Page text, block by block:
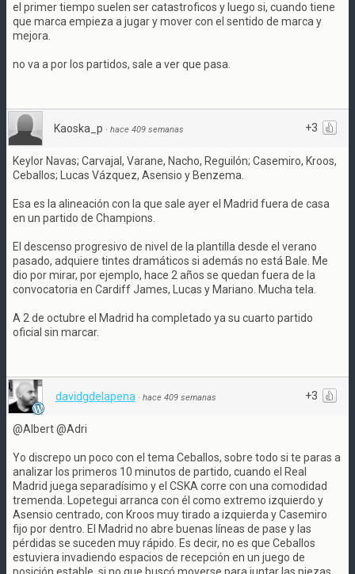
el primer tiempo suelen ser catastroficos y luego si, cuando tiene
que marca empieza a jugar y mover con el sentido de marca y
mejora.
no va a por los partidos, sale a ver que pasa.
+3
Kaoska_p · hace 409 semanas
Keylor Navas; Carvajal, Varane, Nacho, Reguilón; Casemiro, Kroos,
Ceballos; Lucas Vázquez, Asensio y Benzema.
Esa es la alineación con la que sale ayer el Madrid fuera de casa
en un partido de Champions.
El descenso progresivo de nivel de la plantilla desde el verano
pasado, adquiere tintes dramáticos si además no está Bale. Me
dio por mirar, por ejemplo, hace 2 años se quedan fuera de la
convocatoria en Cardiff James, Lucas y Mariano. Mucha tela.
A 2 de octubre el Madrid ha completado ya su cuarto partido
oficial sin marcar.
+3
davidgdelapena · hace 409 semanas
@Albert @Adri
Yo discrepo un poco con el tema Ceballos, sobre todo si te paras a
analizar los primeros 10 minutos de partido, cuando el Real
Madrid juega separadísimo y el CSKA corre con una comodidad
tremenda. Lopetegui arranca con él como extremo izquierdo y
Asensio centrado, con Kroos muy tirado a izquierda y Casemiro
fijo por dentro. El Madrid no abre buenas líneas de pase y las
pérdidas se suceden muy rápido. Es decir, no es que Ceballos
estuviera invadiendo espacios de recepción en un juego de